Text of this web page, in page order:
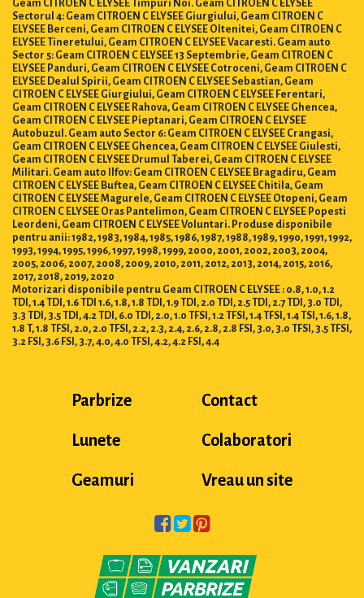
Sectorul 4: Geam CITROEN C ELYSEE Giurgiului, Geam CITROEN C
ELYSEE Berceni, Geam CITROEN C ELYSEE Oltenitei, Geam CITROEN C
ELYSEE Tineretului, Geam CITROEN C ELYSEE Vacaresti. Geam auto
Sector 5: Geam CITROEN C ELYSEE 13 Septembrie, Geam CITROEN C
ELYSEE Panduri, Geam CITROEN C ELYSEE Cotroceni, Geam CITROEN C
ELYSEE Dealul Spirii, Geam CITROEN C ELYSEE Sebastian, Geam
CITROEN C ELYSEE Giurgiului, Geam CITROEN C ELYSEE Ferentari,
Geam CITROEN C ELYSEE Rahova, Geam CITROEN C ELYSEE Ghencea,
Geam CITROEN C ELYSEE Pieptanari, Geam CITROEN C ELYSEE
Autobuzul. Geam auto Sector 6: Geam CITROEN C ELYSEE Crangasi,
Geam CITROEN C ELYSEE Ghencea, Geam CITROEN C ELYSEE Giulesti,
Geam CITROEN C ELYSEE Drumul Taberei, Geam CITROEN C ELYSEE
Militari. Geam auto Ilfov: Geam CITROEN C ELYSEE Bragadiru, Geam
CITROEN C ELYSEE Buftea, Geam CITROEN C ELYSEE Chitila, Geam
CITROEN C ELYSEE Magurele, Geam CITROEN C ELYSEE Otopeni, Geam
CITROEN C ELYSEE Oras Pantelimon, Geam CITROEN C ELYSEE Popesti
Leordeni, Geam CITROEN C ELYSEE Voluntari. Produse disponibile
pentru anii: 1982, 1983, 1984, 1985, 1986, 1987, 1988, 1989, 1990, 1991, 1992,
1993, 1994, 1995, 1996, 1997, 1998, 1999, 2000, 2001, 2002, 2003, 2004,
2005, 2006, 2007, 2008, 2009, 2010, 2011, 2012, 2013, 2014, 2015, 2016,
2017, 2018, 2019, 2020
Motorizari disponibile pentru Geam CITROEN C ELYSEE : 0.8, 1.0, 1.2
TDI, 1.4 TDI, 1.6 TDI 1.6, 1.8, 1.8 TDI, 1.9 TDI, 2.0 TDI, 2.5 TDI, 2.7 TDI, 3.0 TDI,
3.3 TDI, 3.5 TDI, 4.2 TDI, 6.0 TDI, 2.0, 1.0 TFSI, 1.2 TFSI, 1.4 TFSI, 1.4 TSI, 1.6, 1.8,
1.8 T, 1.8 TFSI, 2.0, 2.0 TFSI, 2.2, 2.3, 2.4, 2.6, 2.8, 2.8 FSI, 3.0, 3.0 TFSI, 3.5 TFSI,
3.2 FSI, 3.6 FSI, 3.7, 4.0, 4.0 TFSI, 4.2, 4.2 FSI, 4.4
Parbrize
Lunete
Geamuri
Contact
Colaboratori
Vreau un site